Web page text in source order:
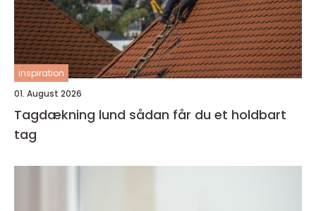
inspiration
01. August 2026
Tagdækning lund sådan får du et holdbart
tag